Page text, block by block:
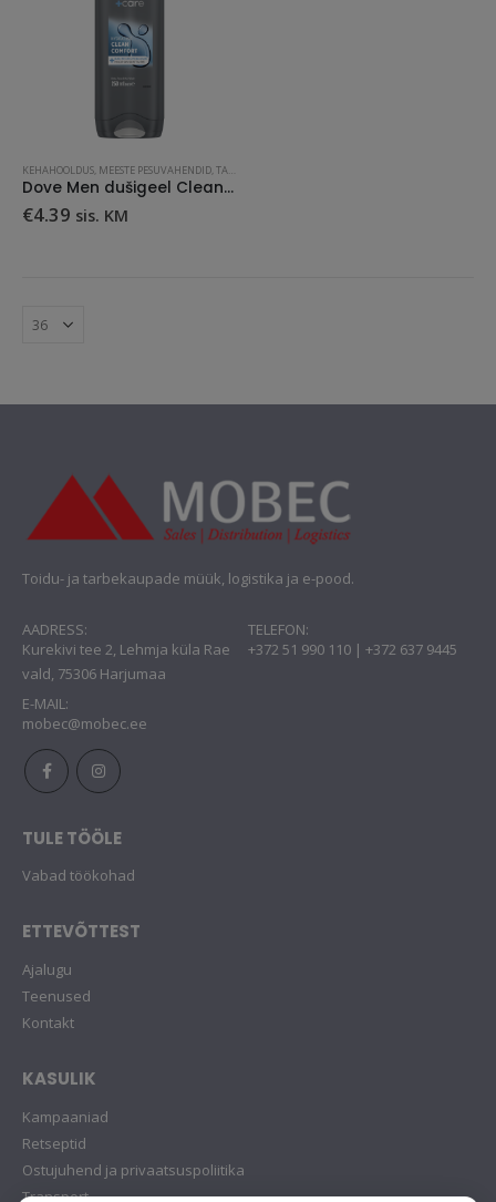
KEHAHOOLDUS, MEESTE PESUVAHENDID,TARBEKAUP
Dove Men dušigeel Clean Comfort 250 ml
€4.39 sis. KM
Toidu- ja tarbekaupade müük, logistika ja e-pood.
AADRESS:
Kurekivi tee 2, Lehmja küla Rae
vald, 75306 Harjumaa
TELEFON:
+372 51 990 110 | +372 637 9445
E-MAIL:
mobec@mobec.ee
TULE TÖÖLE
Vabad töökohad
ETTEVÕTTEST
Ajalugu
Teenused
Kontakt
KASULIK
Kampaaniad
Retseptid
Ostujuhend ja privaatsuspoliitika
Transport